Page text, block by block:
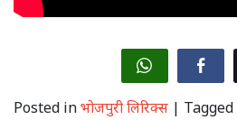
Posted inभोजपुरी लिरिक्स | Tagged